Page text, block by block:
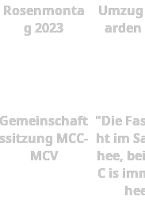
Rosenmonta
g 2023
arden
Gemeinschaft
ssitzung MCC-
MCV
"Die
ht im
hee,
C is